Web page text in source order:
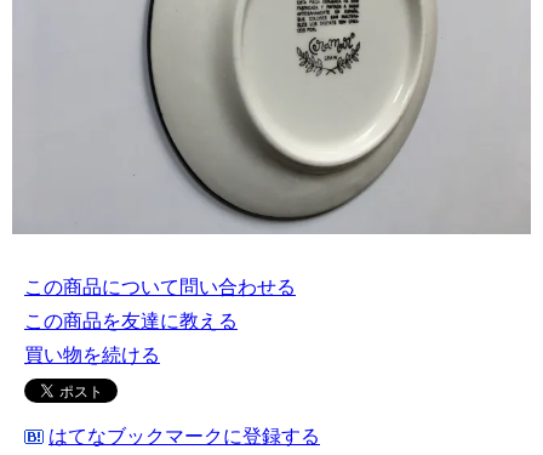
この商品について問い合わせる
この商品を友達に教える
買い物を続ける
はてなブックマークに登録する